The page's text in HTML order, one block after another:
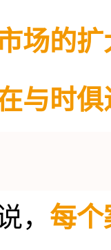
市场的
与时俱
， 每个